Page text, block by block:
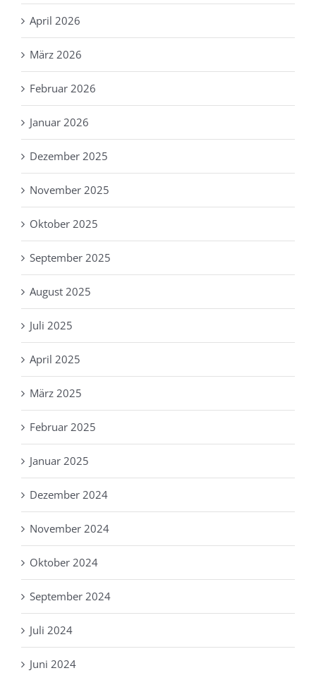
April 2026
März 2026
Februar 2026
Januar 2026
Dezember 2025
November 2025
Oktober 2025
September 2025
August 2025
Juli 2025
April 2025
März 2025
Februar 2025
Januar 2025
Dezember 2024
November 2024
Oktober 2024
September 2024
Juli 2024
Juni 2024